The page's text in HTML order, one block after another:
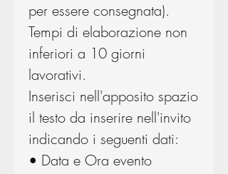
per essere consegnata).
Tempi di elaborazione non
inferiori a 10 giorni
lavorativi.
Inserisci nell'apposito spazio
il testo da inserire nell'invito
indicando i seguenti dati:
• Data e Ora evento